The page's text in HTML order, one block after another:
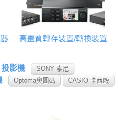
高畫質轉存裝置/轉換裝置
投影機
SONY 索尼
Optoma奧圖碼
CASIO 卡西毆